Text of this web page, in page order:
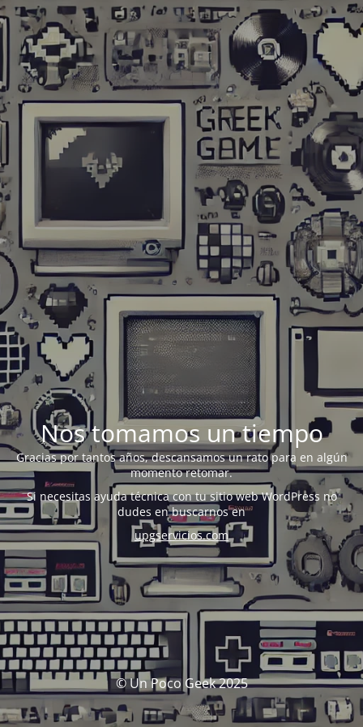
Nos tomamos un tiempo
Gracias por tantos años, descansamos un rato para en algún
momento retomar.
Si necesitas ayuda técnica con tu sitio web WordPress no
dudes en buscarnos en
upgservicios.com
© Un Poco Geek 2025